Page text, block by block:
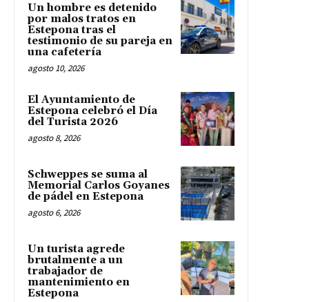
Un hombre es detenido
por malos tratos en
Estepona tras el
testimonio de su pareja en
una cafetería
agosto 10, 2026
El Ayuntamiento de
Estepona celebró el Día
del Turista 2026
agosto 8, 2026
Schweppes se suma al
Memorial Carlos Goyanes
de pádel en Estepona
agosto 6, 2026
Un turista agrede
brutalmente a un
trabajador de
mantenimiento en
Estepona